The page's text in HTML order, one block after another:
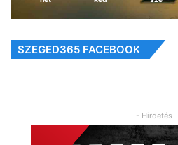
SZEGED365 FACEBOOK
- Hirdetés -